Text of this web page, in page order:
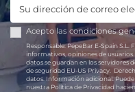
Acepto las condiciones
Responsable:PepeBar E-Spain S.L.
informativos, opiniones de usuarios.
datos se guardan en los servidores
de seguridad EU-US Privacy.
datos.Información adicional:Puede
nuestra Política de Privacidad